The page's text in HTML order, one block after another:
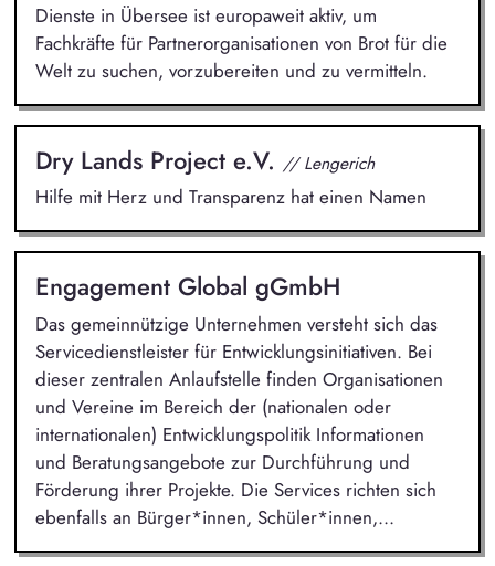
Dienste in Übersee ist europaweit aktiv, um
Fachkräfte für Partnerorganisationen von Brot für die
Welt zu suchen, vorzubereiten und zu vermitteln.
Dry Lands Project e.V. // Lengerich
Hilfe mit Herz und Transparenz hat einen Namen
Engagement Global gGmbH
Das gemeinnützige Unternehmen versteht sich das
Servicedienstleister für Entwicklungsinitiativen. Bei
dieser zentralen Anlaufstelle finden Organisationen
und Vereine im Bereich der (nationalen oder
internationalen) Entwicklungspolitik Informationen
und Beratungsangebote zur Durchführung und
Förderung ihrer Projekte. Die Services richten sich
ebenfalls an Bürger*innen, Schüler*innen,...